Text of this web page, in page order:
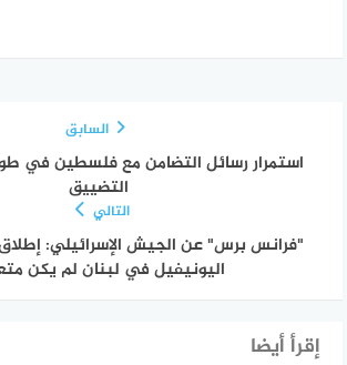
السابق
استمرار رسائل التضامن مع فلسطين في
التضييق
التالي
"فرانس برس" عن الجيش الإسرائيلي: إطلاق
اليونيفيل في لبنان لم يكن
إقرأ أيضا